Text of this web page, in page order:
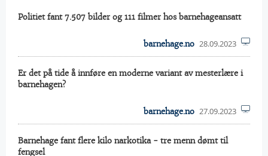
Politiet fant 7.507 bilder og 111 filmer hos barnehageansatt
barnehage.no 28.09.2023
Er det på tide å innføre en moderne variant av mesterlære i
barnehagen?
barnehage.no 27.09.2023
Barnehage fant flere kilo narkotika - tre menn dømt til
fengsel